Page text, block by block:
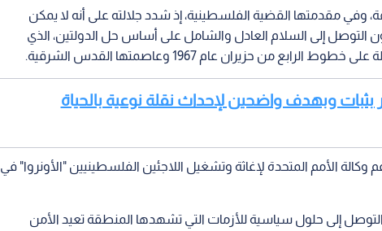
وفي مقدمتها القضية الفلسطينية، إذ شدد جلالته على أنه لا يمكن
التوصل إلى السلام العادل والشامل على أساس حل الدولتين، الذي
من حزيران عام 1967 وعاصمتها القدس الشرقية.
بثبات وبهدف واضحين لإحداث نقلة نوعية بالحياة
وكالة الأمم المتحدة لإغاثة وتشغيل اللاجئين الفلسطينيين "الأونروا" في
التوصل إلى حلول سياسية للأزمات التي تشهدها المنطقة تعيد الأمن